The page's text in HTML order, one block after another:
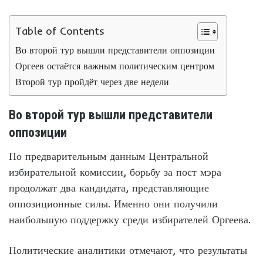
Table of Contents
Во второй тур вышли представители оппозиции
Оргеев остаётся важным политическим центром
Второй тур пройдёт через две недели
Во второй тур вышли представители
оппозиции
По предварительным данным Центральной
избирательной комиссии, борьбу за пост мэра
продолжат два кандидата, представляющие
оппозиционные силы. Именно они получили
наибольшую поддержку среди избирателей Оргеева.
Политические аналитики отмечают, что результаты